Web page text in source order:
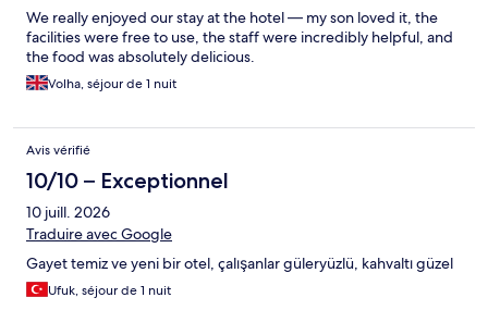
We really enjoyed our stay at the hotel — my son loved it, the
facilities were free to use, the staff were incredibly helpful, and
the food was absolutely delicious.
Volha, séjour de 1 nuit
Avis vérifié
10/10 – Exceptionnel
10 juill. 2026
Traduire avec Google
Gayet temiz ve yeni bir otel, çalışanlar güleryüzlü, kahvaltı güzel
Ufuk, séjour de 1 nuit